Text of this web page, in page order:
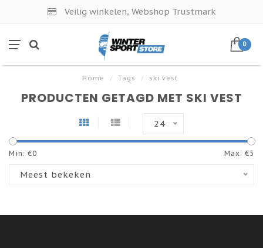
Veilig winkelen, Webshop Trustmark
0
Home / Tags / ski vest
PRODUCTEN GETAGD MET SKI VEST
24
Min: €0 Max: €5
Meest bekeken